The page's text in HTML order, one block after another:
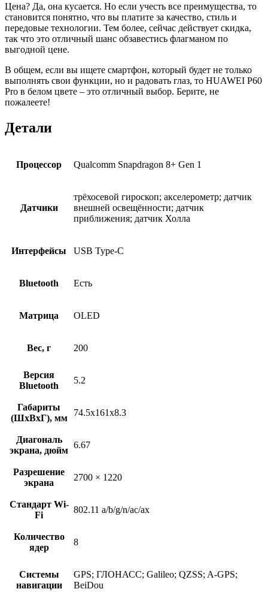
Цена? Да, она кусается. Но если учесть все преимущества, то
становится понятно, что вы платите за качество, стиль и
передовые технологии. Тем более, сейчас действует скидка,
так что это отличный шанс обзавестись флагманом по
выгодной цене.
В общем, если вы ищете смартфон, который будет не только
выполнять свои функции, но и радовать глаз, то HUAWEI P60
Pro в белом цвете – это отличный выбор. Берите, не
пожалеете!
Детали
Процессор Qualcomm Snapdragon 8+ Gen 1
Датчики
трёхосевой гироскоп; акселерометр; датчик
внешней освещённости; датчик
приближения; датчик Холла
Интерфейсы USB Type-C
Bluetooth Есть
Матрица OLED
Вес, г 200
Версия
Bluetooth
5.2
Габариты
(ШxВxГ), мм
74.5x161x8.3
Диагональ
экрана, дюйм
6.67
Разрешение
экрана
2700 × 1220
Стандарт Wi-
Fi
802.11 a/b/g/n/ac/ax
Количество
ядер
8
Системы
навигации
GPS; ГЛОНАСС; Galileo; QZSS; A-GPS;
BeiDou